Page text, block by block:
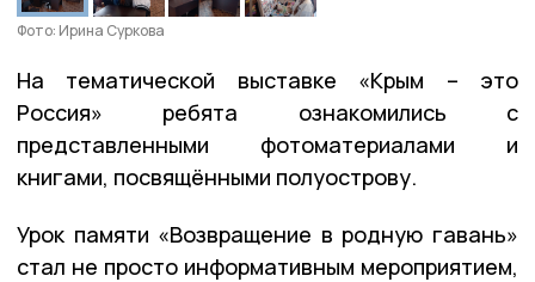
Фото: Ирина Суркова
На тематической выставке «Крым – это
Россия» ребята ознакомились с
представленными фотоматериалами и
книгами, посвящёнными полуострову.
Урок памяти «Возвращение в родную гавань»
стал не просто информативным мероприятием,